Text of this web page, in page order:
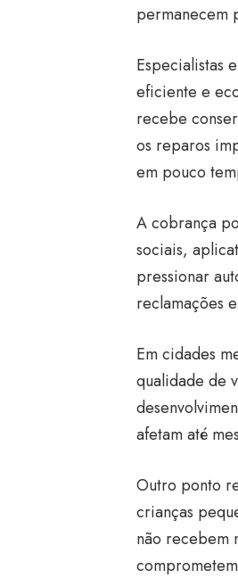
permanecem
Especialistas
eficiente e
recebe
os reparos
em pouco
A cobrança
sociais,
pressionar
reclamações
Em cidades
qualidade de
afetam até
Outro ponto
crianças
não recebem